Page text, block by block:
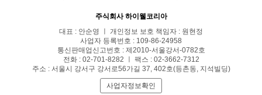
주식회사 하이웰코리아
대표 : 안순영 ㅣ 개인정보 보호 책임자 : 원현정
사업자 등록번호 : 109-86-24958
통신판매업신고번호 : 제2010-서울강서-0782호
전화 : 02-701-8282 ㅣ 팩스 : 02-3662-7312
주소 : 서울시 강서구 강서로56가길 37, 402호(등촌동, 지석빌딩)
사업자정보확인